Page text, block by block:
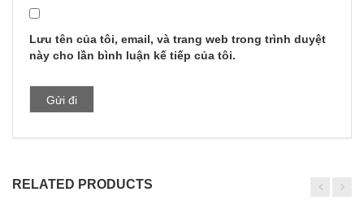
Lưu tên của tôi, email, và trang web trong trình duyệt
này cho lần bình luận kế tiếp của tôi.
RELATED PRODUCTS